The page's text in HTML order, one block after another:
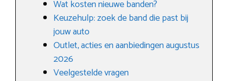
Wat kosten nieuwe banden?
Keuzehulp: zoek de band die past bij
jouw auto
Outlet, acties en aanbiedingen augustus
2026
Veelgestelde vragen